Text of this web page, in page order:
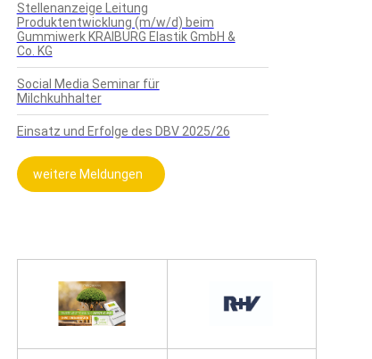
Stellenanzeige Leitung
Produktentwicklung (m/w/d) beim
Gummiwerk KRAIBURG Elastik GmbH &
Co. KG
Social Media Seminar für
Milchkuhhalter
Einsatz und Erfolge des DBV 2025/26
weitere Meldungen